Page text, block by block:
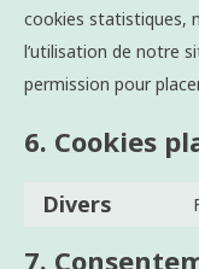
cookies statistiques,
l’utilisation de notre
permission pour
6. Cookies
Divers
7.